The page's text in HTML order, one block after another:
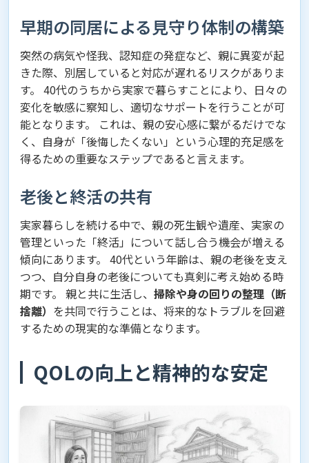
早期の同居による見守り体制の構築
突然の病気や怪我、認知症の発症など、親に異変が起
きた際、別居していると対応が遅れるリスクがありま
す。 40代のうちから実家で暮らすことにより、日々の
変化を敏感に察知し、適切なサポートを行うことが可
能となります。 これは、親の安心感に繋がるだけでな
く、自身が「後悔したくない」という心理的充足感を
得るための重要なステップであると言えます。
老後と終活の共有
実家暮らしを続ける中で、親の死生観や遺産、実家の
管理といった「終活」について話し合う機会が増える
傾向にあります。 40代という年齢は、親の老後を支え
つつ、自分自身の老後についても真剣に考え始める時
期です。 親と共に生活し、 掃除や身の回りの整理（断
捨離） を共同で行うことは、将来的なトラブルを回避
するための現実的な準備となります。
QOLの向上と精神的な安定